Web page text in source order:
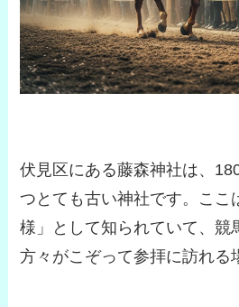
伏見区にある藤森神社は、
つとても古い神社です。ここ
様」として知られていて、競
方々がこぞって参拝に訪れる